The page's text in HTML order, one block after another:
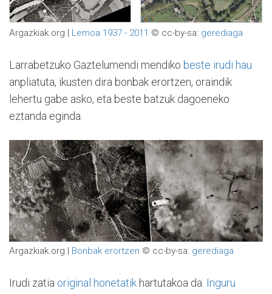
Argazkiak.org | Lemoa 1937 - 2011 © cc-by-sa: gerediaga
Larrabetzuko Gaztelumendi mendiko beste irudi hau
anpliatuta, ikusten dira bonbak erortzen, oraindik
lehertu gabe asko, eta beste batzuk dagoeneko
eztanda eginda.
Argazkiak.org | Bonbak erortzen © cc-by-sa: gerediaga
Irudi zatia original honetatik hartutakoa da. Inguru